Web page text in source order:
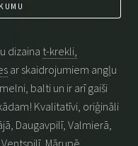
dizaina t-krekli,
ar skaidrojumiem angļu
balti un ir arī gaiši
Kvalitatīvi, oriģināli
Daugavpilī, Valmierā,
Mārupē,